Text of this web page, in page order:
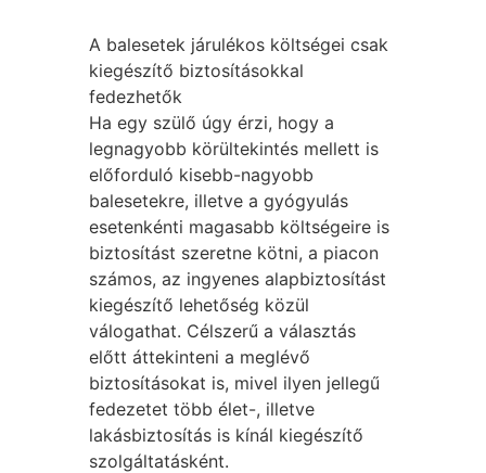
A balesetek járulékos költségei csak
kiegészítő biztosításokkal
fedezhetők
Ha egy szülő úgy érzi, hogy a
legnagyobb körültekintés mellett is
előforduló kisebb-nagyobb
balesetekre, illetve a gyógyulás
esetenkénti magasabb költségeire is
biztosítást szeretne kötni, a piacon
számos, az ingyenes alapbiztosítást
kiegészítő lehetőség közül
válogathat. Célszerű a választás
előtt áttekinteni a meglévő
biztosításokat is, mivel ilyen jellegű
fedezetet több élet-, illetve
lakásbiztosítás is kínál kiegészítő
szolgáltatásként.